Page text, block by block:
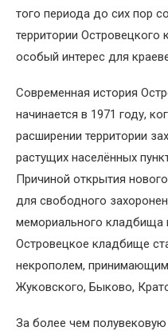
того периода до сих пор
территории
особый интерес для
Современная история
начинается в 1971 году,
расширении территории
растущих населённых
Причиной открытия
для свободного
мемориального кладбища
Островецкое кладбище
некрополем,
Жуковского, Быково,
За более чем